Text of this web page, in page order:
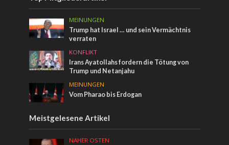
MEINUNGEN
Trump hat Israel … und sein Vermächtnis
verraten
KONFLIKT
Irans Ayatollahs fordern die Tötung von
Trump und Netanjahu
MEINUNGEN
Vom Pharao bis Erdogan
Meistgelesene Artikel
NAHER OSTEN